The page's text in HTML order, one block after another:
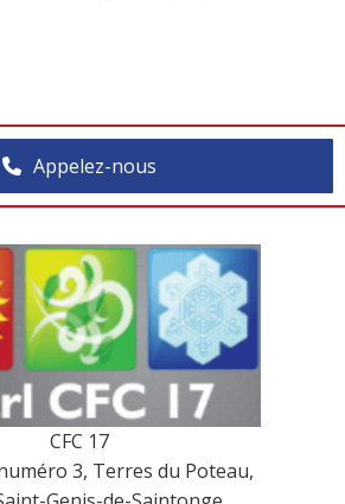
Appelez-nous
CFC 17
3, Terres du Poteau,